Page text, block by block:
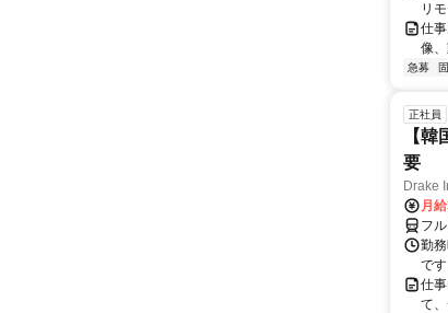
リ
仕
像
急募
正社員
【
要
Drake
月
フ
勤
で
仕
て